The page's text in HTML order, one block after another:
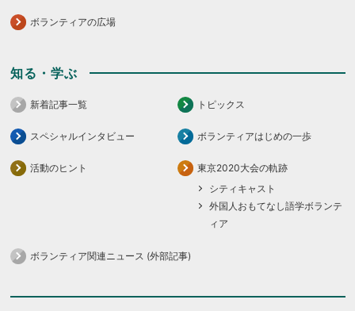
ボランティアの広場
知る・学ぶ
新着記事一覧 トピックス
スペシャルインタビュー ボランティアはじめの一歩
活動のヒント
東京2020大会の軌跡
シティキャスト
外国人おもてなし語学ボランテ
ィア
ボランティア関連ニュース (外部記事)